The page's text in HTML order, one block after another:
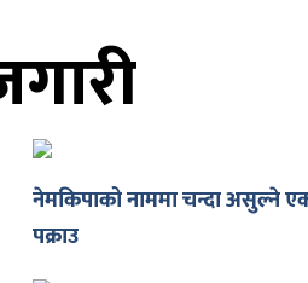
नेमकिपाको नाममा चन्दा असुल्ने
पक्राउ